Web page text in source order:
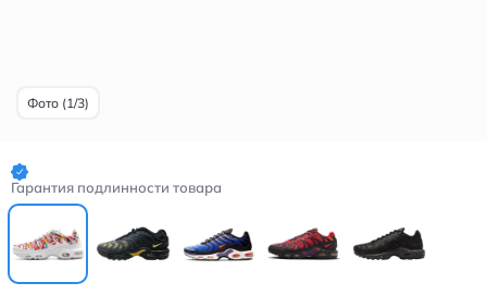
Фото (1/3)
Гарантия подлинности товара